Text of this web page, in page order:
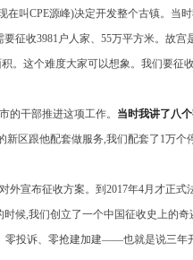
在叫CPE源峰)决定开发整个古镇。当
征收3981户人家、55万平方米。故
。这个难度大家可以想象。我们要征
的干部推进这项工作。 当时我讲了八
新区跟他配套做服务,我们配套了1万
外宣布征收方案。到2017年4月才正
候,我们创立了一个中国征收史上的
零投诉、零抢建加建——也就是说三年